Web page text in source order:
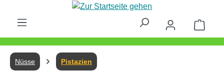
Zum Hauptinhalt springen
Nüsse Pistazien